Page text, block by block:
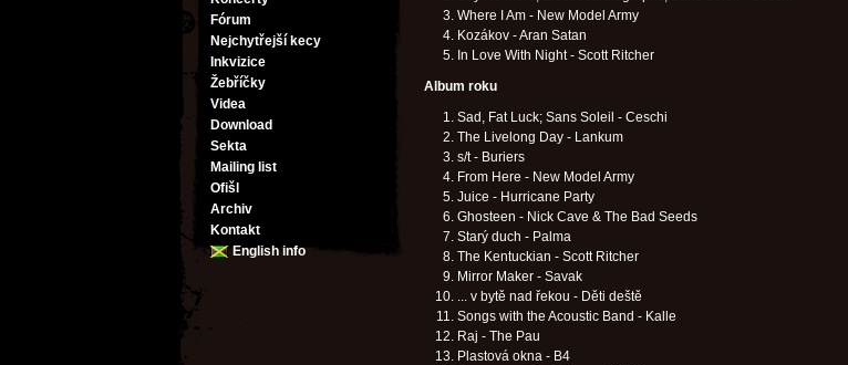
Fórum
Nejchytřejší kecy
Inkvizice
Žebříčky
Videa
Download
Sekta
Mailing list
Ofišl
Archiv
Kontakt
English info
Where I Am - New Model Army
Kozákov - Aran Satan
In Love With Night - Scott Ritcher
Album roku
Sad, Fat Luck; Sans Soleil - Ceschi
The Livelong Day - Lankum
s/t - Buriers
From Here - New Model Army
Juice - Hurricane Party
Ghosteen - Nick Cave & The Bad Seeds
Starý duch - Palma
The Kentuckian - Scott Ritcher
Mirror Maker - Savak
... v bytě nad řekou - Děti deště
Songs with the Acoustic Band - Kalle
Raj - The Pau
Plastová okna - B4